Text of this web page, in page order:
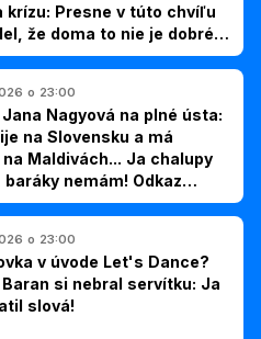
krízu: Presne v túto chvíľu
že doma to nie je dobré,
Ondrík
o 23:00
Nagyová na plné ústa:
na Slovensku a má
Maldivách... Ja chalupy
baráky nemám! Odkaz
o 23:00
v úvode Let's Dance?
si nebral servítku: Ja
slová!